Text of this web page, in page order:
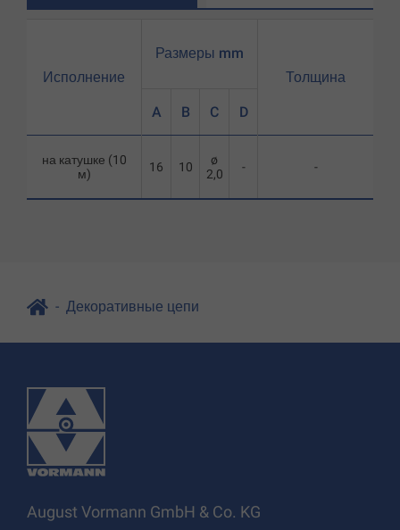
Исполнение
на катушке (10
м)
Размеры mm
A B C D
16 10
ø
2,0
-
Толщина
-
Декоративные цепи
August Vormann GmbH & Co. KG